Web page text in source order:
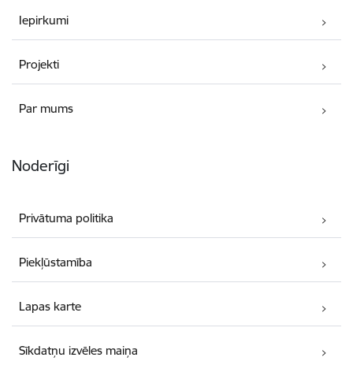
Iepirkumi
Projekti
Par mums
Noderīgi
Privātuma politika
Piekļūstamība
Lapas karte
Sīkdatņu izvēles maiņa